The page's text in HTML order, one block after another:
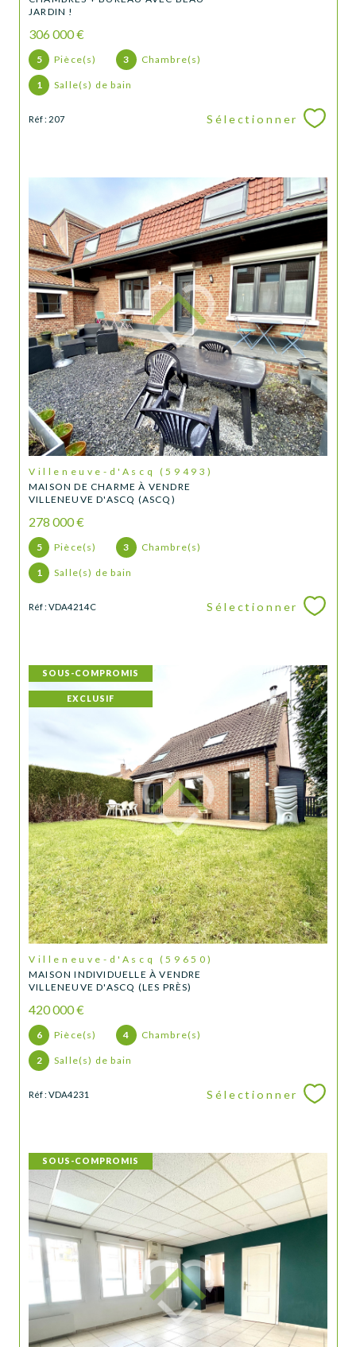
JARDIN !
306 000 €
5 Pièce(s) 3 Chambre(s)
1 Salle(s) de bain
Réf : 207 Sélectionner
Villeneuve-d'Ascq (59493)
MAISON DE CHARME À VENDRE
VILLENEUVE D'ASCQ (ASCQ)
278 000 €
5 Pièce(s) 3 Chambre(s)
1 Salle(s) de bain
Réf : VDA4214C Sélectionner
SOUS-COMPROMIS
EXCLUSIF
Villeneuve-d'Ascq (59650)
MAISON INDIVIDUELLE À VENDRE
VILLENEUVE D'ASCQ (LES PRÈS)
420 000 €
6 Pièce(s) 4 Chambre(s)
2 Salle(s) de bain
Réf : VDA4231 Sélectionner
SOUS-COMPROMIS